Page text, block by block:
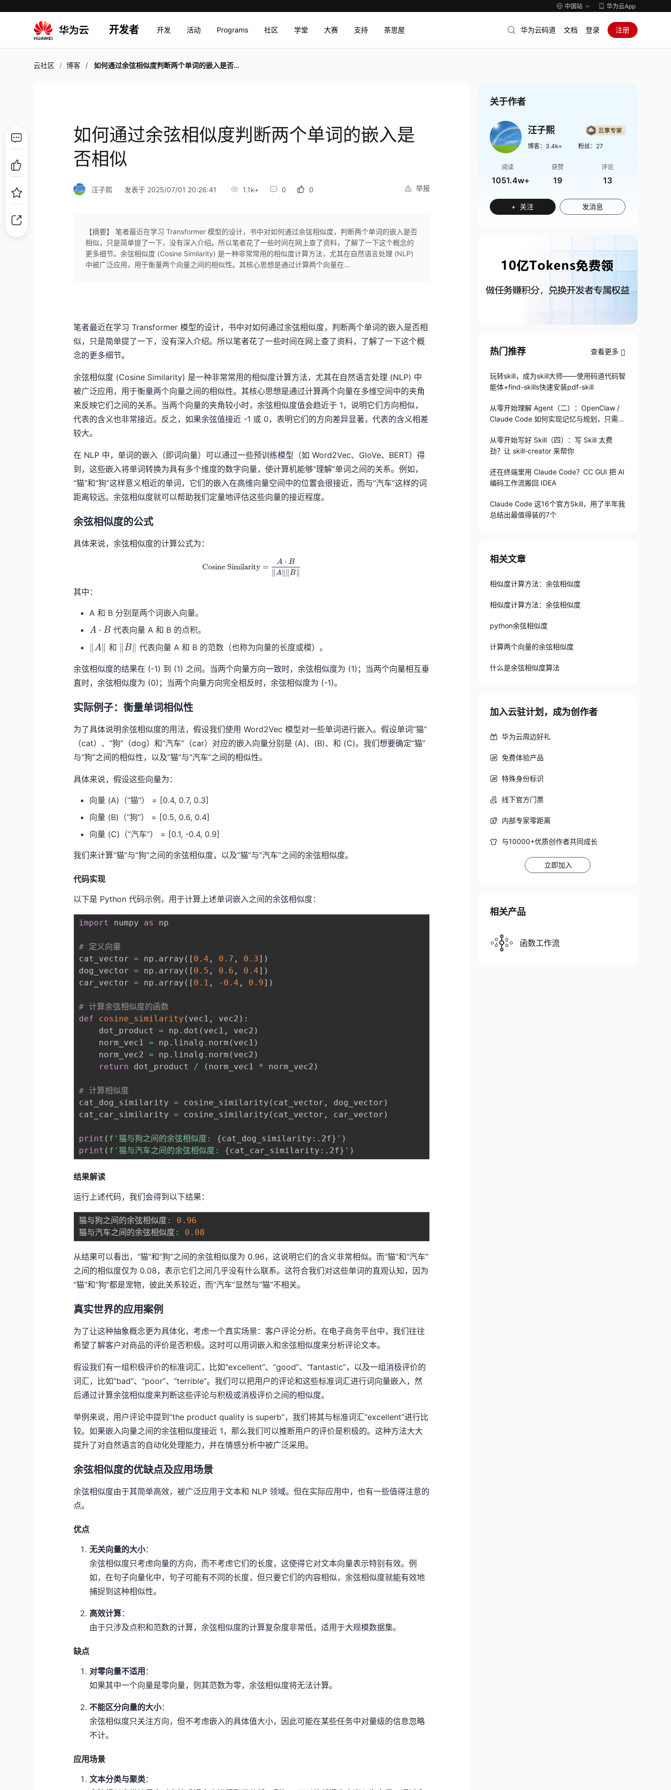
中国站 华为云App
开发者 开发 活动 Programs 社区 学堂 大赛 支持 茶思屋 华为云码道 文档 登录 注册
云社区 博客 如何通过余弦相似度判断两个单词的嵌入是否相似
如何通过余弦相似度判断两个单词的嵌入是
否相似
举报
汪子熙 发表于 2025/07/01 20:26:41 1.1k+ 0 0
【摘要】 笔者最近在学习 Transformer 模型的设计，书中对如何通过余弦相似度，判断两个单词的嵌入是否
相似，只是简单提了一下，没有深入介绍。所以笔者花了一些时间在网上查了资料，了解了一下这个概念的
更多细节。余弦相似度 (Cosine Similarity) 是一种非常常用的相似度计算方法，尤其在自然语言处理 (NLP)
中被广泛应用，用于衡量两个向量之间的相似性。其核心思想是通过计算两个向量在...
笔者最近在学习 Transformer 模型的设计，书中对如何通过余弦相似度，判断两个单词的嵌入是否相
似，只是简单提了一下，没有深入介绍。所以笔者花了一些时间在网上查了资料，了解了一下这个概
念的更多细节。
余弦相似度 (Cosine Similarity) 是一种非常常用的相似度计算方法，尤其在自然语言处理 (NLP) 中
被广泛应用，用于衡量两个向量之间的相似性。其核心思想是通过计算两个向量在多维空间中的夹角
来反映它们之间的关系。当两个向量的夹角较小时，余弦相似度值会趋近于 1，说明它们方向相似，
代表的含义也非常接近。反之，如果余弦值接近 -1 或 0，表明它们的方向差异显著，代表的含义相差
较大。
在 NLP 中，单词的嵌入（即词向量）可以通过一些预训练模型（如 Word2Vec、GloVe、BERT）得
到，这些嵌入将单词转换为具有多个维度的数字向量，使计算机能够“理解”单词之间的关系。例如，
“猫”和“狗”这样意义相近的单词，它们的嵌入在高维向量空间中的位置会很接近，而与“汽车”这样的词
距离较远。余弦相似度就可以帮助我们定量地评估这些向量的接近程度。
余弦相似度的公式
具体来说，余弦相似度的计算公式为：
\text{Cosine Similarity} = \frac{A \cdot B}{\|A\| \|B\|}
Cosine Similarity =
∥A ∥B
A ⋅ B
其中：
A 和 B 分别是两个词嵌入向量。
A
\cdot
B
A ⋅ B代表向量 A 和 B 的点积。
\|A\|
∥A 和 \|B\|
∥B 代表向量 A 和 B 的范数（也称为向量的长度或模）。
余弦相似度的结果在 (-1) 到 (1) 之间。当两个向量方向一致时，余弦相似度为 (1)；当两个向量相互垂
直时，余弦相似度为 (0)；当两个向量方向完全相反时，余弦相似度为 (-1)。
实际例子：衡量单词相似性
为了具体说明余弦相似度的用法，假设我们使用 Word2Vec 模型对一些单词进行嵌入。假设单词“猫”
（cat）、“狗”（dog）和“汽车”（car）对应的嵌入向量分别是 (A)、(B)、和 (C)。我们想要确定“猫”
与“狗”之间的相似性，以及“猫”与“汽车”之间的相似性。
具体来说，假设这些向量为：
向量 (A)（“猫”） = [0.4, 0.7, 0.3]
向量 (B)（“狗”） = [0.5, 0.6, 0.4]
向量 (C)（“汽车”） = [0.1, -0.4, 0.9]
我们来计算“猫”与“狗”之间的余弦相似度，以及“猫”与“汽车”之间的余弦相似度。
代码实现
以下是 Python 代码示例，用于计算上述单词嵌入之间的余弦相似度：
import numpy as np
# 定义向量
cat_vector = np . array ( [ 0.4 , 0.7 , 0.3] )
dog_vector = np . array ( [ 0.5 , 0.6 , 0.4] )
car_vector = np . array ( [ 0.1 , - 0.4 , 0.9] )
# 计算余弦相似度的函数
def
cosine_similarity ( vec1 , vec2 ) :
    dot_product
= np . dot ( vec1 , vec2 )
    norm_vec1
= np . linalg . norm ( vec1 )
    norm_vec2
= np . linalg . norm ( vec2 )
return dot_product / ( norm_vec1 * norm_vec2 )
# 计算相似度
cat_dog_similarity = cosine_similarity ( cat_vector , dog_vector )
cat_car_similarity = cosine_similarity ( cat_vector , car_vector )
print ( f'猫与狗之间的余弦相似度: {cat_dog_similarity : .2f} ' )
print ( f'猫与汽车之间的余弦相似度: {cat_car_similarity : .2f} ' )
结果解读
运行上述代码，我们会得到以下结果：
猫与狗之间的余弦相似度:
0.96
猫与汽车之间的余弦相似度: 0.08
从结果可以看出，“猫”和“狗”之间的余弦相似度为 0.96，这说明它们的含义非常相似。而“猫”和“汽车”
之间的相似度仅为 0.08，表示它们之间几乎没有什么联系。这符合我们对这些单词的直观认知，因为
“猫”和“狗”都是宠物，彼此关系较近，而“汽车”显然与“猫”不相关。
真实世界的应用案例
为了让这种抽象概念更为具体化，考虑一个真实场景：客户评论分析。在电子商务平台中，我们往往
希望了解客户对商品的评价是否积极。这时可以用词嵌入和余弦相似度来分析评论文本。
假设我们有一组积极评价的标准词汇，比如“excellent”、“good”、“fantastic”，以及一组消极评价的
词汇，比如“bad”、“poor”、“terrible”。我们可以把用户的评论和这些标准词汇进行词向量嵌入，然
后通过计算余弦相似度来判断这些评论与积极或消极评价之间的相似度。
举例来说，用户评论中提到“the product quality is superb”，我们将其与标准词汇“excellent”进行比
较。如果嵌入向量之间的余弦相似度接近 1，那么我们可以推断用户的评价是积极的。这种方法大大
提升了对自然语言的自动化处理能力，并在情感分析中被广泛采用。
余弦相似度的优缺点及应用场景
余弦相似度由于其简单高效，被广泛应用于文本和 NLP 领域。但在实际应用中，也有一些值得注意的
点。
优点
无关向量的大小：
余弦相似度只考虑向量的方向，而不考虑它们的长度，这使得它对文本向量表示特别有效。例
如，在句子向量化中，句子可能有不同的长度，但只要它们的内容相似，余弦相似度就能有效地
捕捉到这种相似性。
高效计算：
由于只涉及点积和范数的计算，余弦相似度的计算复杂度非常低，适用于大规模数据集。
缺点
对零向量不适用 ：
如果其中一个向量是零向量，则其范数为零，余弦相似度将无法计算。
不能区分向量的大小：
余弦相似度只关注方向，但不考虑嵌入的具体值大小，因此可能在某些任务中对量级的信息忽略
不计。
应用场景
文本分类与聚类：
关于作者
汪子熙
博客： 3.4k+ 粉丝： 27
阅读
1051.4w+
获赞
19
评论
13
+ 关注 发消息
热门推荐 查看更多
玩转skill，成为skill大师——使用码道代码智
能体+find-skills快速安装pdf-skill
从零开始理解 Agent（二）：OpenClaw /
Claude Code 如何实现记忆与规划，只需1
从零开始写好 Skill（四）：写 Skill 太费
劲？让 skill-creator 来帮你
还在终端里用 Claude Code？CC GUI 把 AI
编码工作流搬回 IDEA
Claude Code 这16个官方Skill，用了半年我
总结出最值得装的7个
相关文章
相似度计算方法：余弦相似度
相似度计算方法：余弦相似度
python余弦相似度
计算两个向量的余弦相似度
什么是余弦相似度算法
加入云驻计划，成为创作者
华为云周边好礼
免费体验产品
特殊身份标识
线下官方门票
内部专家零距离
与10000+优质创作者共同成长
立即加入
相关产品
函数工作流